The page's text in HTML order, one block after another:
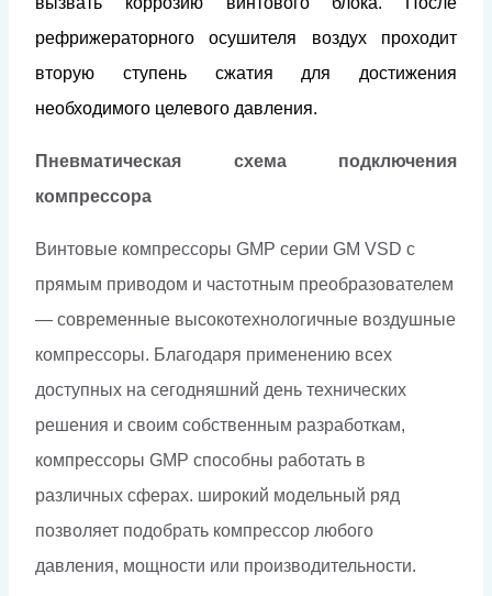
рефрижераторного осушителя воздух проходит
вторую ступень сжатия для достижения
необходимого целевого давления.
Пневматическая схема подключения
компрессора
Винтовые компрессоры GMP серии GM VSD с
прямым приводом и частотным преобразователем
— современные высокотехнологичные воздушные
компрессоры. Благодаря применению всех
доступных на сегодняшний день технических
решения и своим собственным разработкам,
компрессоры GMP способны работать в
различных сферах. широкий модельный ряд
позволяет подобрать компрессор любого
давления, мощности или производительности.